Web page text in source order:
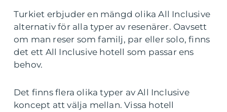
Turkiet erbjuder en mängd olika All Inclusive
alternativ för alla typer av resenärer. Oavsett
om man reser som familj, par eller solo, finns
det ett All Inclusive hotell som passar ens
behov.
Det finns flera olika typer av All Inclusive
koncept att välja mellan. Vissa hotell